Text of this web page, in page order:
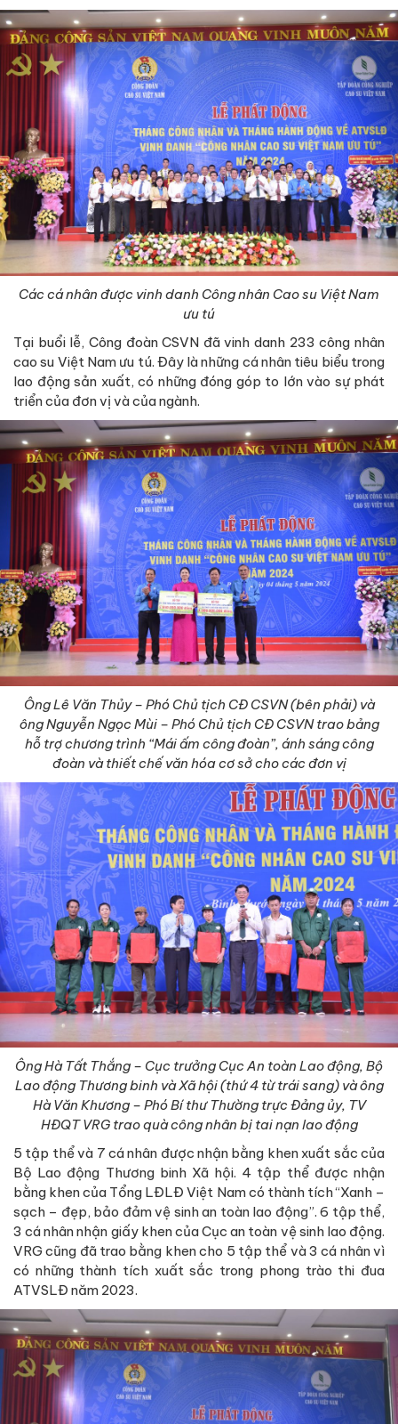
Các cá nhân được vinh danh Công nhân Cao su Việt Nam
ưu tú
Tại buổi lễ, Công đoàn CSVN đã vinh danh 233 công nhân
cao su Việt Nam ưu tú. Đây là những cá nhân tiêu biểu trong
lao động sản xuất, có những đóng góp to lớn vào sự phát
triển của đơn vị và của ngành.
Ông Lê Văn Thủy – Phó Chủ tịch CĐ CSVN (bên phải) và
ông Nguyễn Ngọc Mùi – Phó Chủ tịch CĐ CSVN trao bảng
hỗ trợ chương trình “Mái ấm công đoàn”, ánh sáng công
đoàn và thiết chế văn hóa cơ sở cho các đơn vị
Ông Hà Tất Thắng – Cục trưởng Cục An toàn Lao động, Bộ
Lao động Thương binh và Xã hội (thứ 4 từ trái sang) và ông
Hà Văn Khương – Phó Bí thư Thường trực Đảng ủy, TV
HĐQT VRG trao quà công nhân bị tai nạn lao động
5 tập thể và 7 cá nhân được nhận bằng khen xuất sắc của
Bộ Lao động Thương binh Xã hội. 4 tập thể được nhận
bằng khen của Tổng LĐLĐ Việt Nam có thành tích “Xanh –
sạch – đẹp, bảo đảm vệ sinh an toàn lao động”. 6 tập thể,
3 cá nhân nhận giấy khen của Cục an toàn vệ sinh lao động.
VRG cũng đã trao bằng khen cho 5 tập thể và 3 cá nhân vì
có những thành tích xuất sắc trong phong trào thi đua
ATVSLĐ năm 2023.